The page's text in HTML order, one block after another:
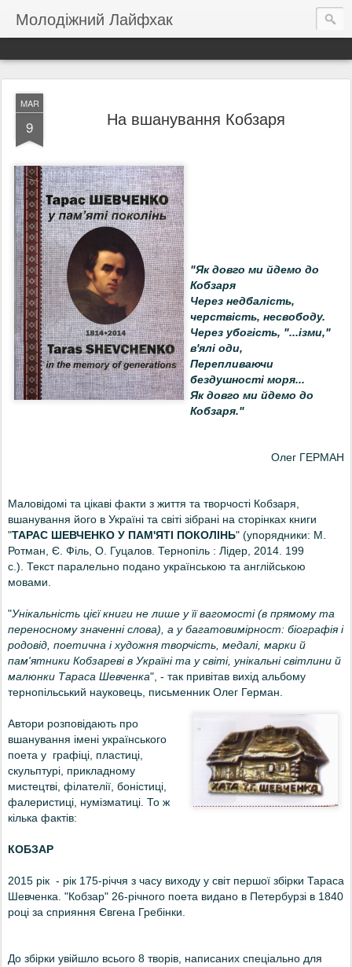
Молодіжний Лайфхак
MAR
9 На вшанування Кобзаря
"Як довго ми йдемо до
Кобзаря
Через недбалість,
черствість, несвободу.
Через убогість, "...ізми,"
в'ялі оди,
Перепливаючи
бездушності моря...
Як довго ми йдемо до
Кобзаря."
Олег ГЕРМАН
Маловідомі та цікаві факти з життя та творчості Кобзаря,
вшанування його в Україні та світі зібрані на сторінках книги
"ТАРАС ШЕВЧЕНКО У ПАМ'ЯТІ ПОКОЛІНЬ" (упорядники: М.
Ротман, Є. Філь, О. Гуцалов. Тернопіль : Лідер, 2014. 199
с.). Текст паралельно подано українською та англійською
мовами.
"Унікальність цієї книги не лише у її вагомості (в прямому та
переносному значенні слова), а у багатовимірност: біографія і
родовід, поетична і художня творчість, медалі, марки й
пам'ятники Кобзареві в Україні та у світі, унікальні світлини й
малюнки Тараса Шевченка", - так привітав вихід альбому
тернопільський науковець, письменник Олег Герман.
Автори розповідають про
вшанування імені українського
поета у графіці, пластиці,
скульптурі, прикладному
мистецтві, філателії, боністиці,
фалеристиці, нумізматиці. То ж
кілька фактів:
КОБЗАР
2015 рік - рік 175-річчя з часу виходу у світ першої збірки Тараса
Шевченка. "Кобзар" 26-річного поета видано в Петербурзі в 1840
році за сприяння Євгена Гребінки.
До збірки увійшло всього 8 творів, написаних спеціально для